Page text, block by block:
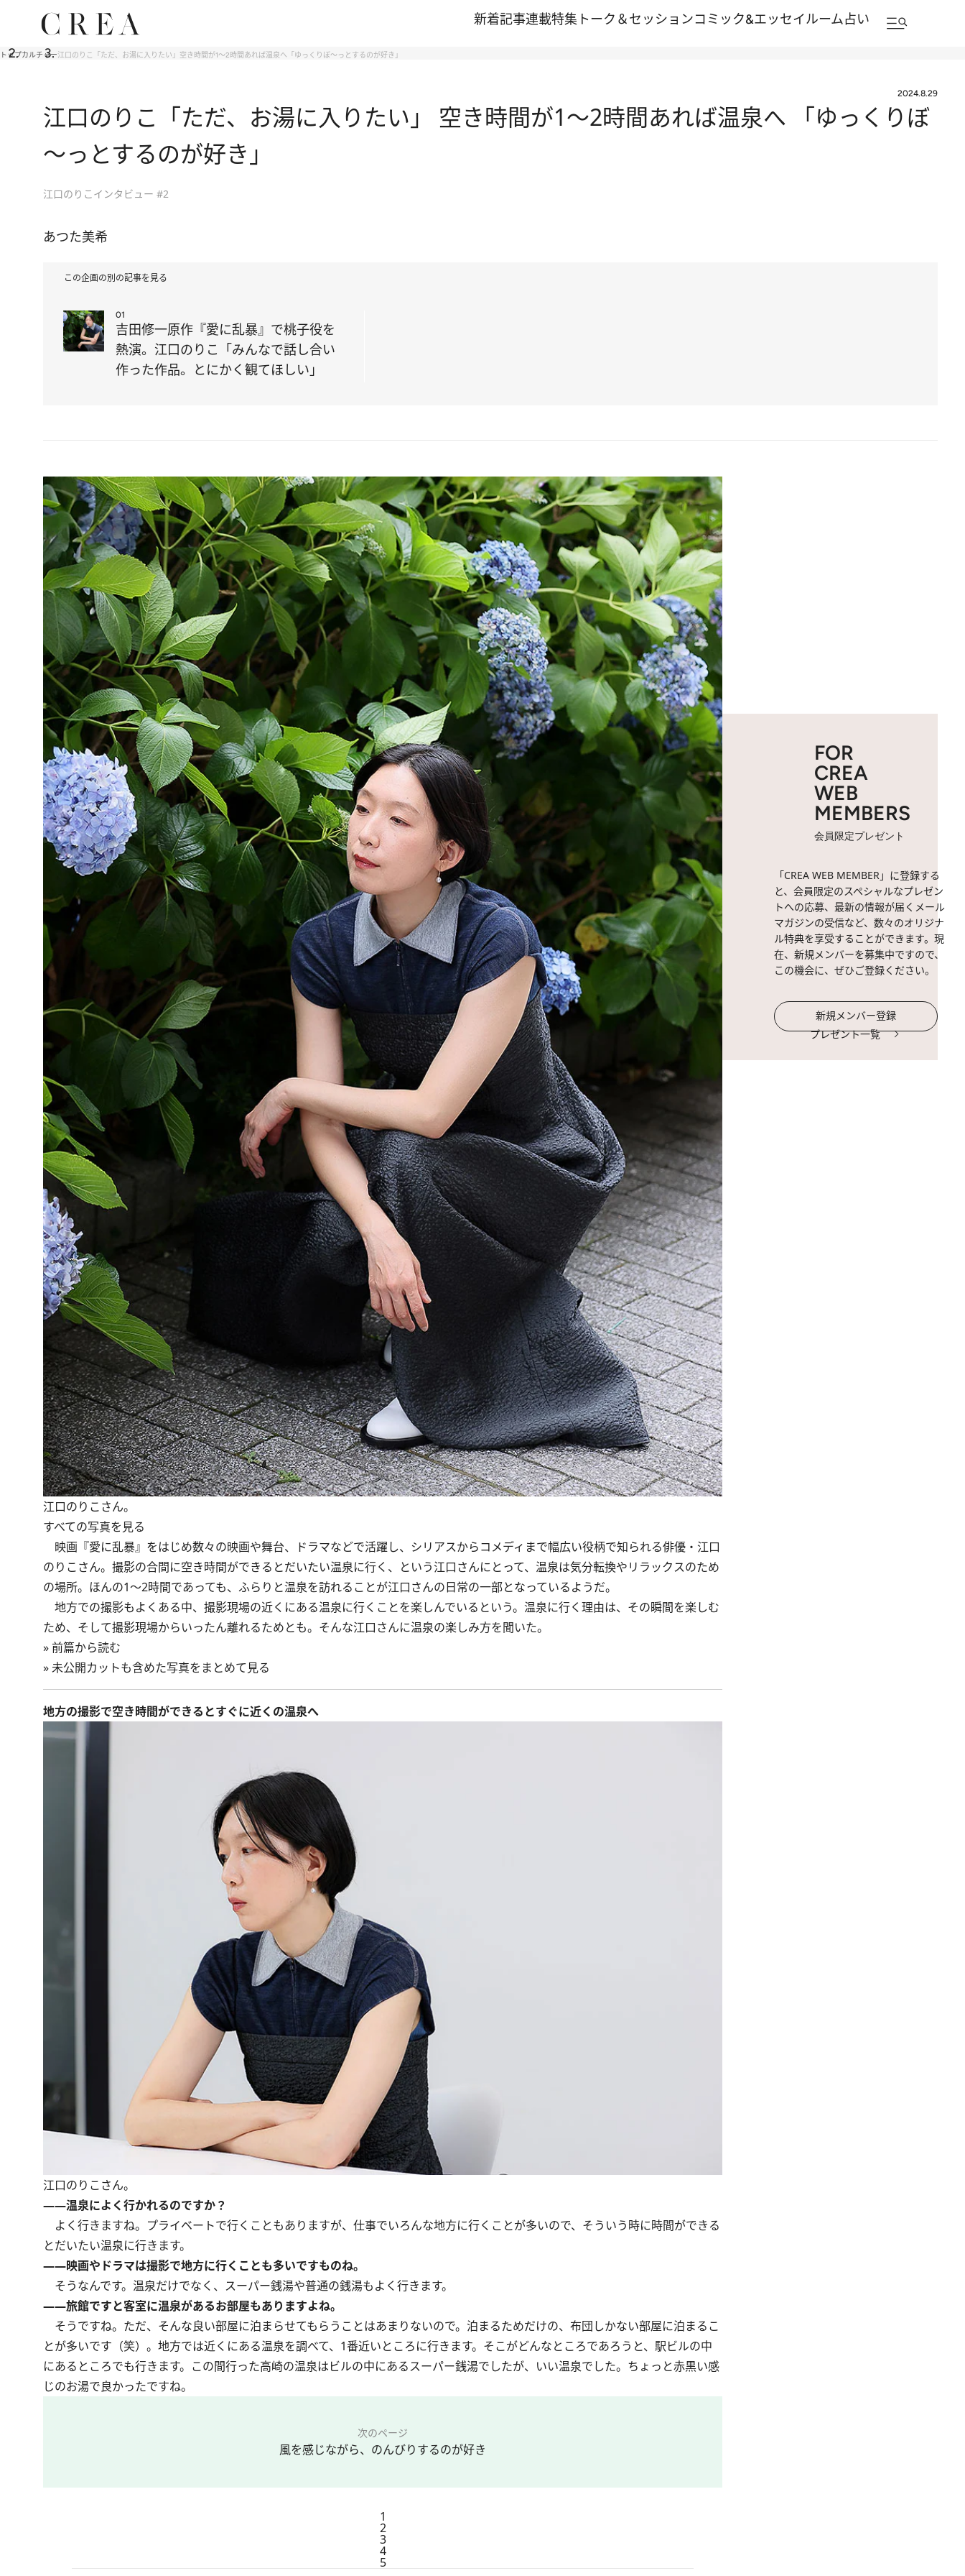
新着記事連載特集 トーク＆セッションコミック&エッセイルーム占い
トップカルチャー江口のりこ「ただ、お湯に入りたい」空き時間が1～2時間あれば温泉へ「ゆっくりぼ～っとするのが好き」
2024.8.29
江口のりこ「ただ、お湯に入りたい」 空き時間が1～2時間あれば温泉へ 「ゆっくりぼ
～っとするのが好き」
江口のりこインタビュー #2
あつた美希
この企画の別の記事を見る
01
吉田修一原作『愛に乱暴』で桃子役を
熱演。江口のりこ「みんなで話し合い
作った作品。とにかく観てほしい」
江口のりこさん。
すべての写真を見る
映画『愛に乱暴』をはじめ数々の映画や舞台、ドラマなどで活躍し、シリアスからコメディまで幅広い役柄で知られる俳優・江口
のりこさん。撮影の合間に空き時間ができるとだいたい温泉に行く、という江口さんにとって、温泉は気分転換やリラックスのため
の場所。ほんの1～2時間であっても、ふらりと温泉を訪れることが江口さんの日常の一部となっているようだ。
地方での撮影もよくある中、撮影現場の近くにある温泉に行くことを楽しんでいるという。温泉に行く理由は、その瞬間を楽しむ
ため、そして撮影現場からいったん離れるためとも。そんな江口さんに温泉の楽しみ方を聞いた。
»前篇から読む
»未公開カットも含めた写真をまとめて見る
地方の撮影で空き時間ができるとすぐに近くの温泉へ
江口のりこさん。
――温泉によく行かれるのですか？
よく行きますね。プライベートで行くこともありますが、仕事でいろんな地方に行くことが多いので、そういう時に時間ができる
とだいたい温泉に行きます。
――映画やドラマは撮影で地方に行くことも多いですものね。
そうなんです。温泉だけでなく、スーパー銭湯や普通の銭湯もよく行きます。
――旅館ですと客室に温泉があるお部屋もありますよね。
そうですね。ただ、そんな良い部屋に泊まらせてもらうことはあまりないので。泊まるためだけの、布団しかない部屋に泊まるこ
とが多いです（笑）。地方では近くにある温泉を調べて、1番近いところに行きます。そこがどんなところであろうと、駅ビルの中
にあるところでも行きます。この間行った高崎の温泉はビルの中にあるスーパー銭湯でしたが、いい温泉でした。ちょっと赤黒い感
じのお湯で良かったですね。
次のページ
風を感じながら、のんびりするのが好き
1
2
3
4
5
FOR
CREA
WEB
MEMBERS
会員限定プレゼント
「CREA WEB MEMBER」に登録する
と、会員限定のスペシャルなプレゼン
トへの応募、最新の情報が届くメール
マガジンの受信など、数々のオリジナ
ル特典を享受することができます。現
在、新規メンバーを募集中ですので、
この機会に、ぜひご登録ください。
新規メンバー登録
プレゼント一覧